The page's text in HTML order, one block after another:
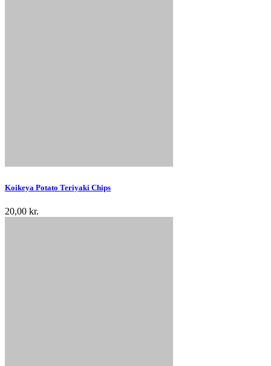
Koikeya Potato Teriyaki Chips
20,00 kr.